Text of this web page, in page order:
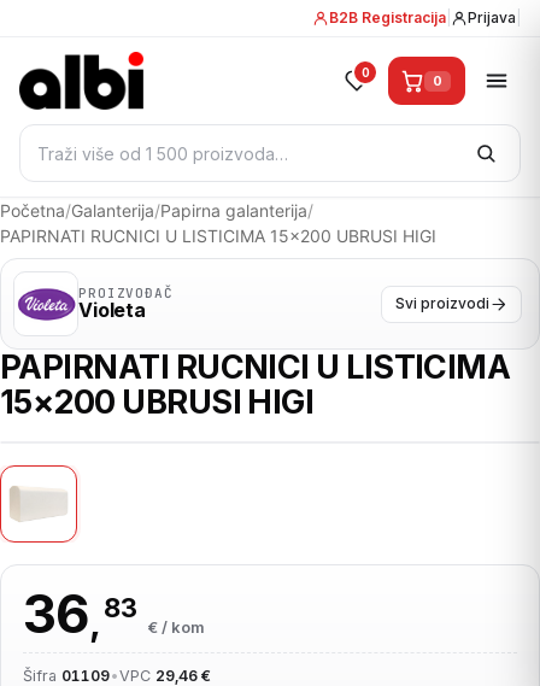
B2B Registracija Prijava
Pretraži:
0 0
Početna/Galanterija/Papirna galanterija/
PAPIRNATI RUCNICI U LISTICIMA 15×200 UBRUSI HIGI
PROIZVOĐAČ
Violeta Svi proizvodi
PAPIRNATI RUCNICI U LISTICIMA
15×200 UBRUSI HIGI
36,83
€ / kom
Šifra 01109•VPC 29,46 €